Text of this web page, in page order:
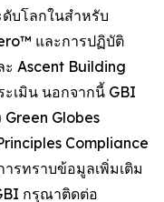
บโลกในสำหรับ
และการปฏิบัติ
Ascent Building
เมิน นอกจากนี้ GBI
Green Globes
Compliance
ารทราบข้อมูลเพิ่มเติม
กรุณาติดต่อ